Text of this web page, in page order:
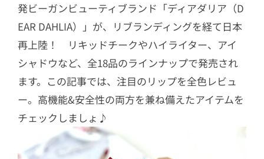
発ビーガンビューティブランド「ディアダリア（D
EAR DAHLIA）」が、リブランディングを経て日本
再上陸！ リキッドチークやハイライター、アイ
シャドウなど、全18品のラインナップで発売され
ます。この記事では、注目のリップを全色レビュ
ー。高機能&安全性の両方を兼ね備えたアイテムを
チェックしましょ♪